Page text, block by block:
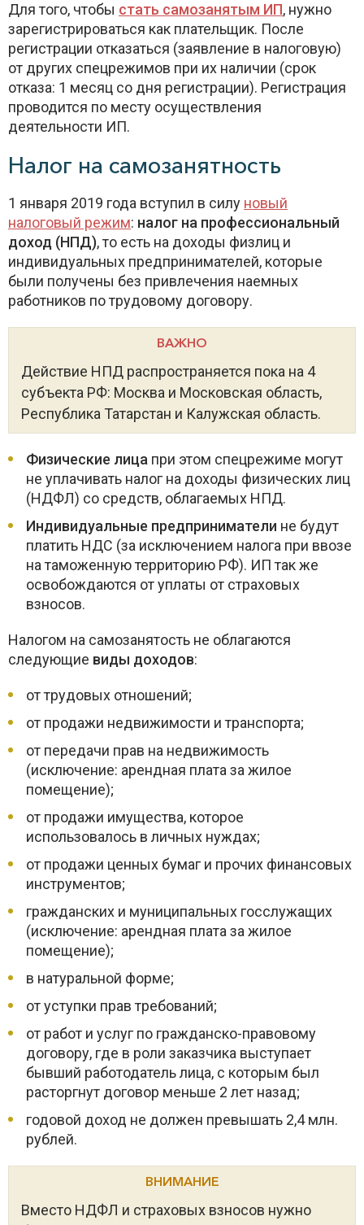
Для того, чтобы стать самозанятым ИП, нужно
зарегистрироваться как плательщик. После
регистрации отказаться (заявление в налоговую)
от других спецрежимов при их наличии (срок
отказа: 1 месяц со дня регистрации). Регистрация
проводится по месту осуществления
деятельности ИП.
Налог на самозанятность
1 января 2019 года вступил в силу новый
налоговый режим: налог на профессиональный
доход (НПД), то есть на доходы физлиц и
индивидуальных предпринимателей, которые
были получены без привлечения наемных
работников по трудовому договору.
ВАЖНО
Действие НПД распространяется пока на 4
субъекта РФ: Москва и Московская область,
Республика Татарстан и Калужская область.
Физические лица при этом спецрежиме могут
не уплачивать налог на доходы физических лиц
(НДФЛ) со средств, облагаемых НПД.
Индивидуальные предприниматели не будут
платить НДС (за исключением налога при ввозе
на таможенную территорию РФ). ИП так же
освобождаются от уплаты от страховых
взносов.
Налогом на самозанятость не облагаются
следующие виды доходов:
от трудовых отношений;
от продажи недвижимости и транспорта;
от передачи прав на недвижимость
(исключение: арендная плата за жилое
помещение);
от продажи имущества, которое
использовалось в личных нуждах;
от продажи ценных бумаг и прочих финансовых
инструментов;
гражданских и муниципальных госслужащих
(исключение: арендная плата за жилое
помещение);
в натуральной форме;
от уступки прав требований;
от работ и услуг по гражданско-правовому
договору, где в роли заказчика выступает
бывший работодатель лица, с которым был
расторгнут договор меньше 2 лет назад;
годовой доход не должен превышать 2,4 млн.
рублей.
ВНИМАНИЕ
Вместо НДФЛ и страховых взносов нужно